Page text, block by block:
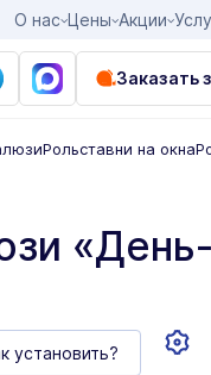
О нас Цены Акции
Заказать
Рольставни на окна
установить?